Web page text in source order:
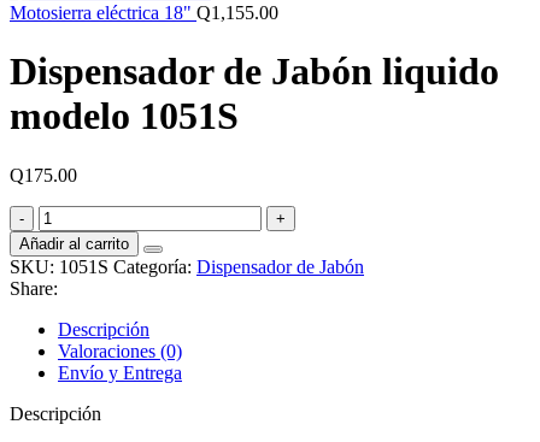
Motosierra eléctrica 18" Q1,155.00
Dispensador de Jabón liquido
modelo 1051S
Q175.00
Dispensador
de
Jabón
liquido
modelo
1051S
cantidad
Añadir al carrito
SKU: 1051S Categoría: Dispensador de Jabón
Share:
Descripción
Valoraciones (0)
Envío y Entrega
Descripción